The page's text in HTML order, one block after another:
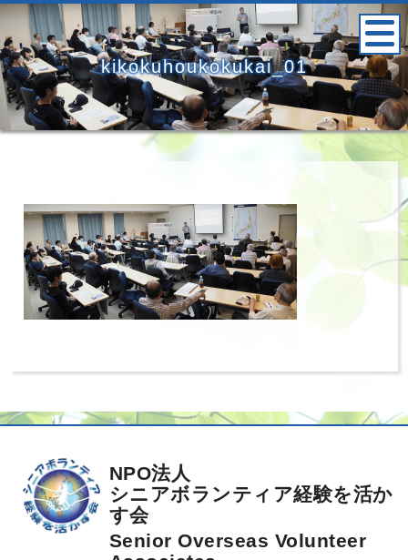
kikokuhoukokukai_01
NPO法人
シニアボランティア経験を活か
す会
Senior Overseas Volunteer